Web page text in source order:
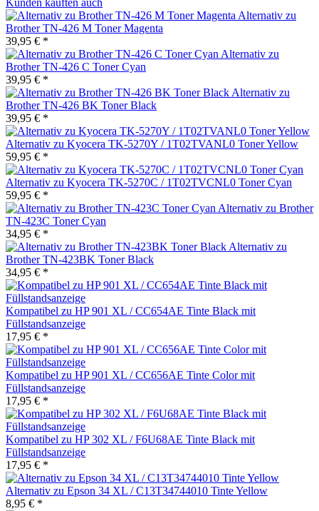
Kunden kauften auch
Alternativ zu
Brother TN-426 M Toner Magenta
39,95 € *
Alternativ zu
Brother TN-426 C Toner Cyan
39,95 € *
Alternativ zu
Brother TN-426 BK Toner Black
39,95 € *
Alternativ zu Kyocera TK-5270Y / 1T02TVANL0 Toner Yellow
59,95 € *
Alternativ zu Kyocera TK-5270C / 1T02TVCNL0 Toner Cyan
59,95 € *
Alternativ zu Brother
TN-423C Toner Cyan
34,95 € *
Alternativ zu
Brother TN-423BK Toner Black
34,95 € *
Kompatibel zu HP 901 XL / CC654AE Tinte Black mit
Füllstandsanzeige
17,95 € *
Kompatibel zu HP 901 XL / CC656AE Tinte Color mit
Füllstandsanzeige
17,95 € *
Kompatibel zu HP 302 XL / F6U68AE Tinte Black mit
Füllstandsanzeige
17,95 € *
Alternativ zu Epson 34 XL / C13T34744010 Tinte Yellow
8,95 € *